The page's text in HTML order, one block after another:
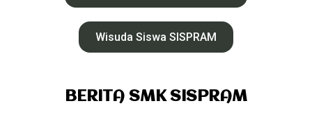
Wisuda Siswa SISPRAM
BERITA SMK SISPRAM